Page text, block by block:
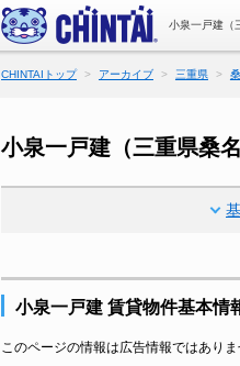
小泉一戸建（
CHINTAIトップ アーカイブ 三重県
小泉一戸建（三重県桑
小泉一戸建 賃貸物件基本情
このページの情報は広告情報ではあり